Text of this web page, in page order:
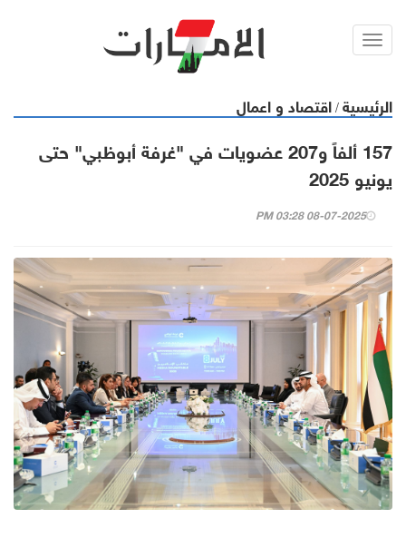
Toggl
الرئيسية / اقتصاد و اعمال
157 ألفاً و207 عضويات في "غرفة أبوظبي" حتى
يونيو 2025
08-07-2025 03:28 PM